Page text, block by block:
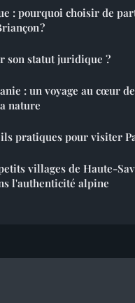
: pourquoi choisir de
?
son statut juridique ?
: un voyage au cœur de
nature
pratiques pour visiter
villages de Haute-
l'authenticité alpine